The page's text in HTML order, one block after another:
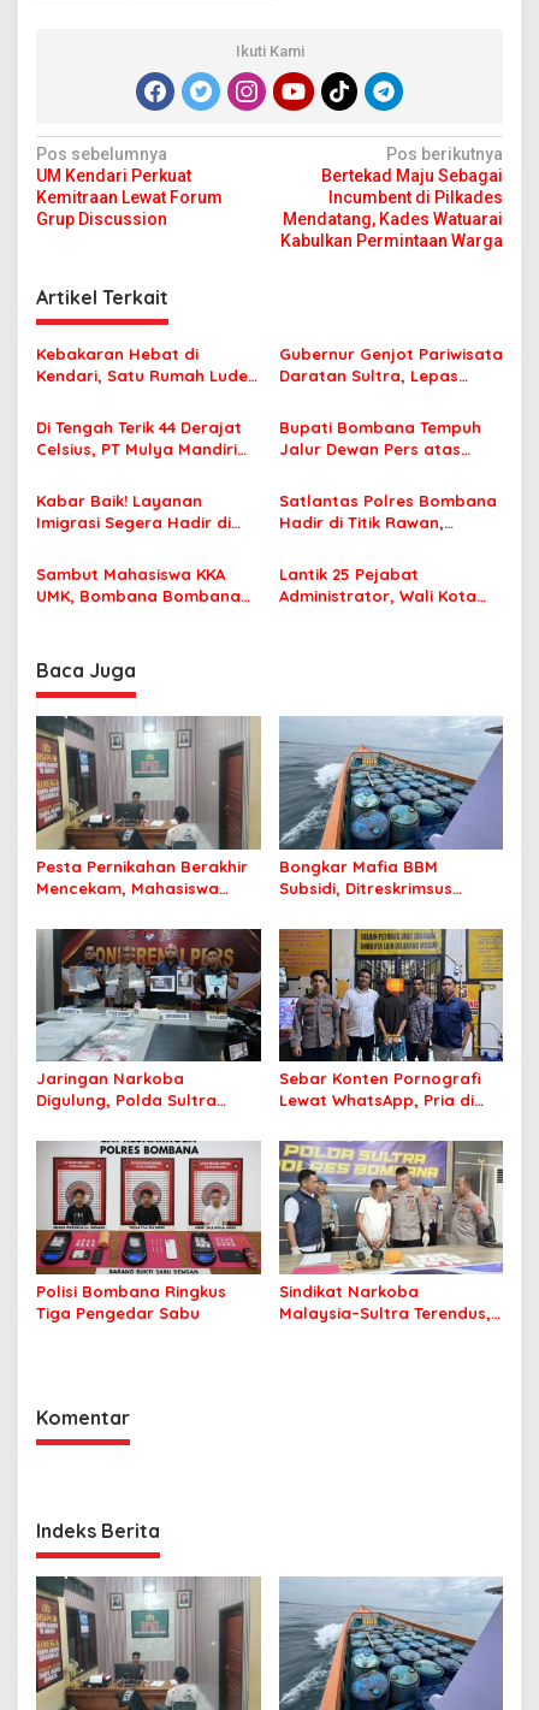
Ikuti Kami
N
a
v
g
a
s
i
p
o
s
Pos sebelumnya
UM Kendari Perkuat
Kemitraan Lewat Forum
Grup Discussion
Pos berikutnya
Bertekad Maju Sebagai
Incumbent di Pilkades
Mendatang, Kades Watuarai
Kabulkan Permintaan Warga
Artikel Terkait
Kebakaran Hebat di
Kendari, Satu Rumah Ludes
Gubernur Genjot Pariwisata
Daratan Sultra, Lepas
Tiga Kabupaten Unggulan
Di Tengah Terik 44 Derajat
Celsius, PT Mulya Mandiri
Jamaah Tetap Sehat dan
Nyaman Beribadah
Bupati Bombana Tempuh
Jalur Dewan Pers atas
Korupsi Jembatan Cirauci II
Kabar Baik! Layanan
Imigrasi Segera Hadir di
Perlu Lagi ke Kendari
Satlantas Polres Bombana
Hadir di Titik Rawan,
Sekolah dengan Aman
Sambut Mahasiswa KKA
UMK, Bombana Bombana
Lantik 25 Pejabat
Administrator, Wali Kota
Baca Juga
Pesta Pernikahan Berakhir
Mencekam, Mahasiswa
saat Pesta Miras
Bongkar Mafia BBM
Subsidi, Ditreskrimsus
Liter BBM dan Ringkus 3
Tersangka
Jaringan Narkoba
Digulung, Polda Sultra
Sabu yang Mengincar 30
Ribu Jiwa
Sebar Konten Pornografi
Lewat WhatsApp, Pria di
Polisi
Polisi Bombana Ringkus
Tiga Pengedar Sabu
Sindikat Narkoba
Malaysia–Sultra Terendus,
Komentar
Indeks Berita